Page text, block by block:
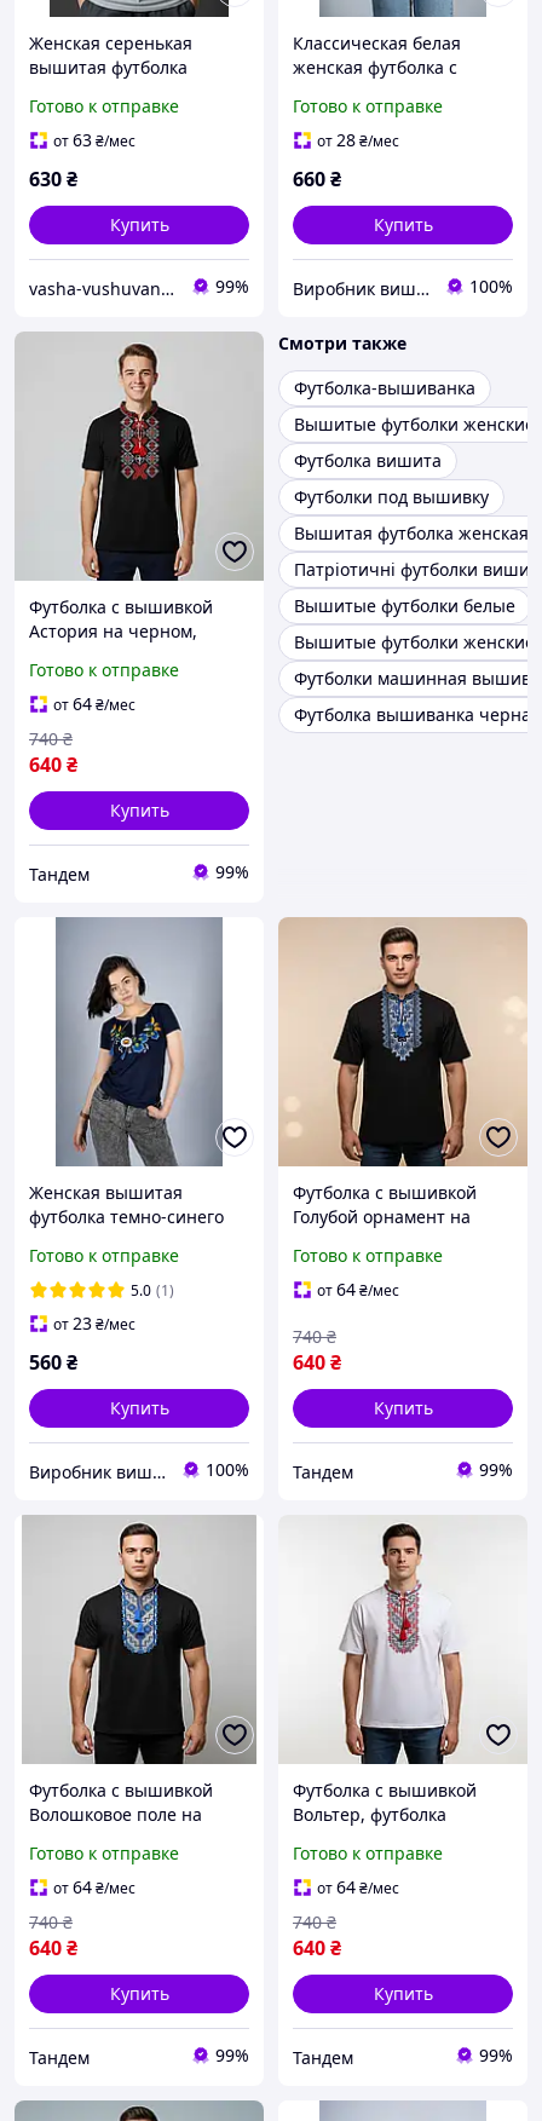
Женская серенькая
вышитая футболка
цветочным орнаментом
Готово к отправке
от63₴/мес
630₴
Купить
vasha-vushuvanka 99%
Классическая белая
женская футболка с
«Ожерелье»
Готово к отправке
от28₴/мес
660₴
Купить
Виробник вишитого одягу Melanika 100%
Футболка с вышивкой
Астория на черном,
вышивкой, футболка
вышитая мужская
Готово к отправке
от64₴/мес
640₴
740 ₴
Купить
Тандем 99%
Смотри также
Футболка-вышиванка
Вышитые футболки женские
Футболка вишита
Футболки под вышивку
Вышитая футболка женская
Патріотичні футболки
Вышитые футболки белые
Вышитые футболки женские
Футболки машинная
Футболка вышиванка
Женская вышитая
футболка темно-синего
орнаментом в
украинском стиле
«Веночек»
Готово к отправке
5.0 (1)
от23₴/мес
560₴
Купить
Виробник вишитого одягу Melanika 100%
Футболка с вышивкой
Голубой орнамент на
вышивка, футболка
вышиванка, футболка с
Готово к отправке
от64₴/мес
640₴
740 ₴
Купить
Тандем 99%
Футболка с вышивкой
Волошковое поле на
вышивка, футболка
вышиванка, футболка с
вышиванкой
Готово к отправке
от64₴/мес
640₴
740 ₴
Купить
Тандем 99%
Футболка с вышивкой
Вольтер, футболка
вышиванка, футболка с
вышиванкой, футболка
вышитая
Готово к отправке
от64₴/мес
640₴
740 ₴
Купить
Тандем 99%